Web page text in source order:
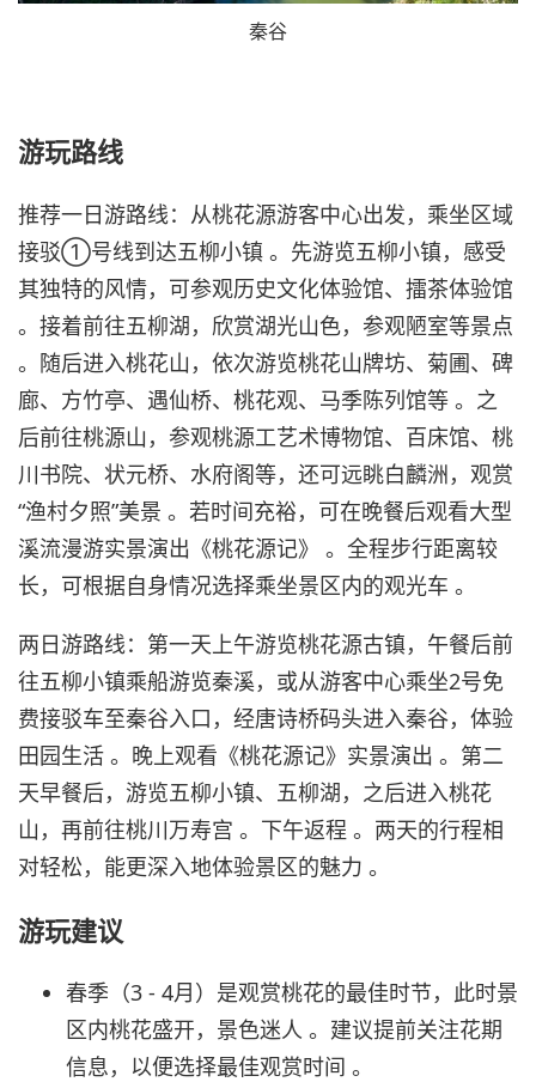
秦谷
游玩路线
推荐一日游路线：从桃花源游客中心出发，乘坐区域
接驳①号线到达五柳小镇 。先游览五柳小镇，感受
其独特的风情，可参观历史文化体验馆、擂茶体验馆
。接着前往五柳湖，欣赏湖光山色，参观陋室等景点
。随后进入桃花山，依次游览桃花山牌坊、菊圃、碑
廊、方竹亭、遇仙桥、桃花观、马季陈列馆等 。之
后前往桃源山，参观桃源工艺术博物馆、百床馆、桃
川书院、状元桥、水府阁等，还可远眺白麟洲，观赏
“渔村夕照”美景 。若时间充裕，可在晚餐后观看大型
溪流漫游实景演出《桃花源记》 。全程步行距离较
长，可根据自身情况选择乘坐景区内的观光车 。
两日游路线：第一天上午游览桃花源古镇，午餐后前
往五柳小镇乘船游览秦溪，或从游客中心乘坐2号免
费接驳车至秦谷入口，经唐诗桥码头进入秦谷，体验
田园生活 。晚上观看《桃花源记》实景演出 。第二
天早餐后，游览五柳小镇、五柳湖，之后进入桃花
山，再前往桃川万寿宫 。下午返程 。两天的行程相
对轻松，能更深入地体验景区的魅力 。
游玩建议
春季（3 - 4月）是观赏桃花的最佳时节，此时景
区内桃花盛开，景色迷人 。建议提前关注花期
信息，以便选择最佳观赏时间 。